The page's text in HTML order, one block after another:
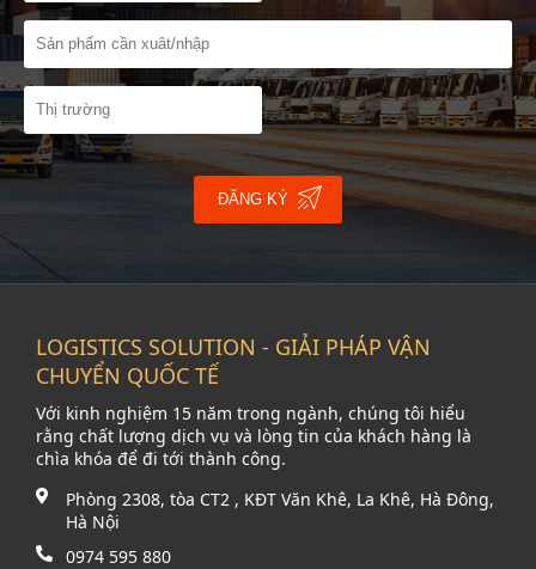
ĐĂNG KÝ
LOGISTICS SOLUTION - GIẢI PHÁP VẬN
CHUYỂN QUỐC TẾ
Với kinh nghiệm 15 năm trong ngành, chúng tôi hiểu
rằng chất lượng dịch vụ và lòng tin của khách hàng là
chìa khóa để đi tới thành công.
Phòng 2308, tòa CT2 , KĐT Văn Khê, La Khê, Hà Đông,
Hà Nội
0974 595 880